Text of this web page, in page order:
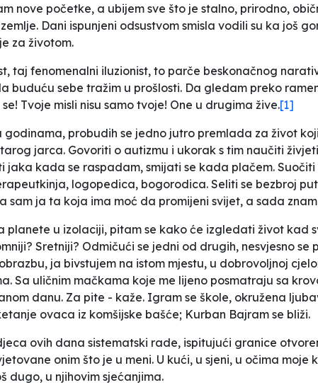
nove početke, a ubijem sve što je stalno, prirodno,
Dani ispunjeni odsustvom smisla vodili su ka još
za životom.
taj fenomenalni iluzionist, to parče beskonačnog
buduću sebe tražim u prošlosti. Da gledam preko
Tvoje misli nisu samo tvoje! One u drugima žive.[1]
probudih se jedno jutro premlada za život
jarca. Govoriti o autizmu i ukorak s tim naučiti
jaka kada se raspadam, smijati se kada plačem.
logopedica, bogorodica. Seliti se bezbroj
ja ta koja ima moć da promijeni svijet, a sada
planete u izolaciji, pitam se kako će izgledati život kad
Sretniji? Odmičući se jedni od drugih, nesvjesno
ja bivstujem na istom mjestu, u dobrovoljnoj
Sa uličnim mačkama koje me lijeno posmatraju sa
danu. Za pite - kaže. Igram se škole, okružena
ovaca iz komšijske bašće; Kurban Bajram se bliži.
ovih dana sistematski rade, ispitujući granice
onim što je u meni. U kući, u sjeni, u očima
dugo, u njihovim sjećanjima.